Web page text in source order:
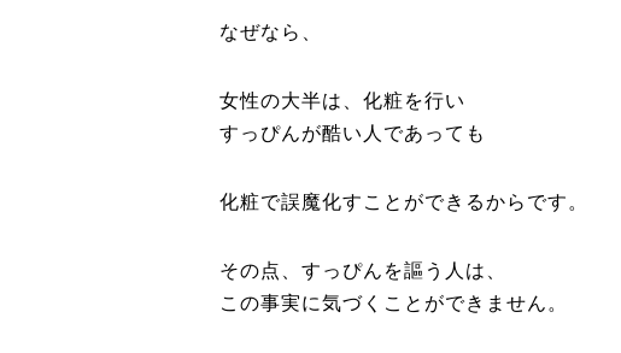
なぜなら、
女性の大半は、化粧を行い
すっぴんが酷い人であっても
化粧で誤魔化すことができるからです。
その点、すっぴんを謳う人は、
この事実に気づくことができません。